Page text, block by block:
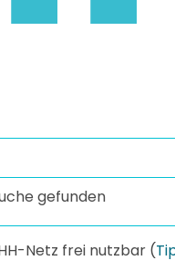
gefunden
Netz frei nutzbar (